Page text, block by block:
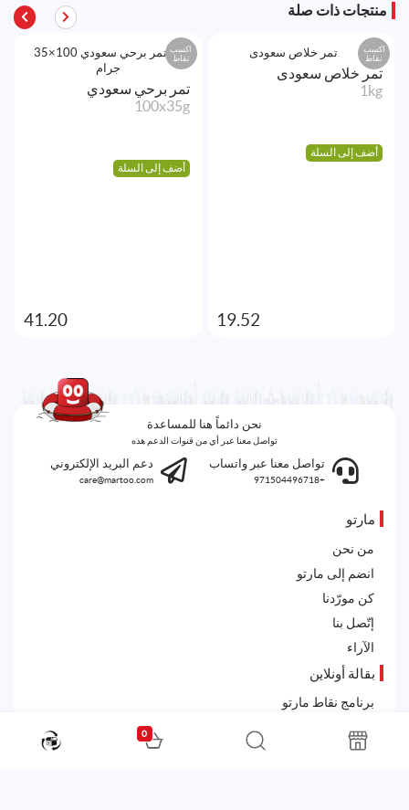
منتجات ذات صلة
اكسب
نقاط
تمر خلاص سعودى
1kg
أضف إلى السلة
19.52
اكسب
نقاط
تمر برحي سعودي
100x35g
أضف إلى السلة
41.20
نحن دائماً هنا للمساعدة
تواصل معنا عبر أي من قنوات الدعم هذه
تواصل معنا عبر واتساب
+971504496718
دعم البريد الإلكتروني
care@martoo.com
مارتو
من نحن
انضم إلى مارتو
كن مورّدنا
إتّصل بنا
الآراء
بقالة أونلاين
برنامج نقاط مارتو
الأسئلة الشائعة
0